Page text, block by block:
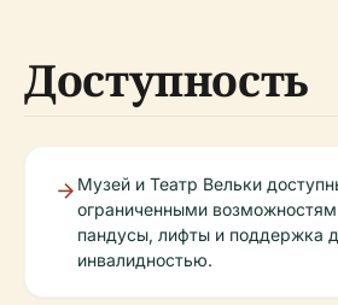
Доступность
Музей и Театр Вельки
ограниченными
пандусы, лифты и поддержка
инвалидностью.